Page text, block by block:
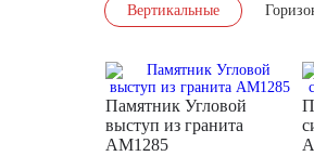
Вертикальные
Памятник Угловой
выступ из гранита
AM1285